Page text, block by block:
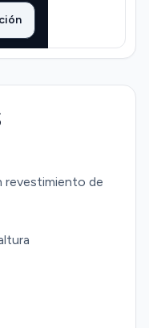
revestimiento de